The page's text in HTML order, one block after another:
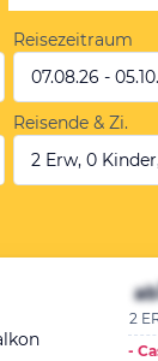
Reisezeitraum
07.08.26 -
Reisende & Zi.
2 Erw, 0
ab
2
-